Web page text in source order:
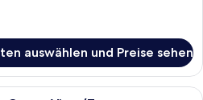
auswählen und Preise sehen
Ein Hotelzimmer mit zwei Betten,